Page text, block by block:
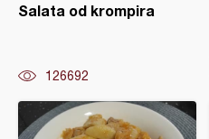
Salata od krompira
126692